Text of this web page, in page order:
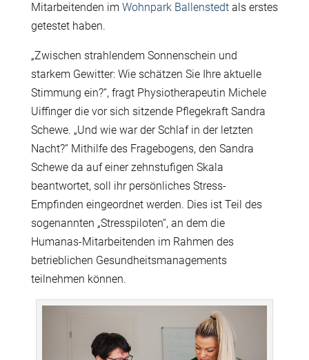
Mitarbeitenden im Wohnpark Ballenstedtals erstes
getestet haben.
„Zwischen strahlendem Sonnenschein und
starkem Gewitter: Wie schätzen Sie Ihre aktuelle
Stimmung ein?“, fragt Physiotherapeutin Michele
Uiffinger die vor sich sitzende Pflegekraft Sandra
Schewe. „Und wie war der Schlaf in der letzten
Nacht?“ Mithilfe des Fragebogens, den Sandra
Schewe da auf einer zehnstufigen Skala
beantwortet, soll ihr persönliches Stress-
Empfinden eingeordnet werden. Dies ist Teil des
sogenannten „Stresspiloten“, an dem die
Humanas-Mitarbeitenden im Rahmen des
betrieblichen Gesundheitsmanagements
teilnehmen können.